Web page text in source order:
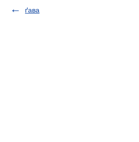
ґава